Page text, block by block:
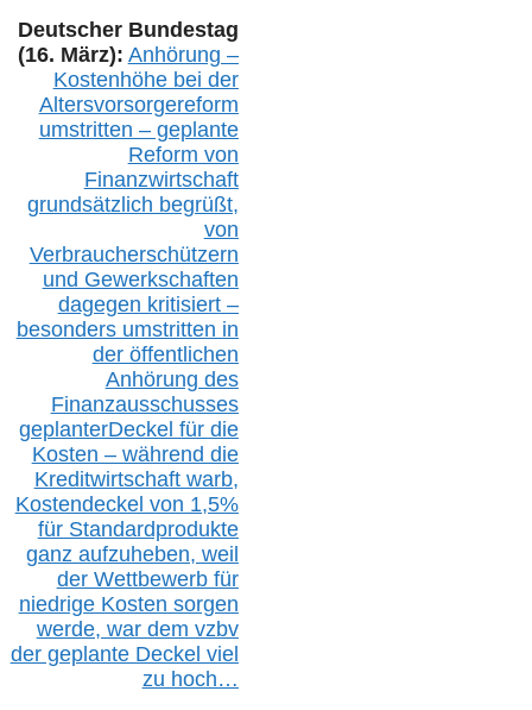
Deutscher Bundestag
(16. März): Anhörung –
Kostenhöhe bei der
Altersvorsorgereform
umstritten – geplante
Reform von
Finanzwirtschaft
grundsätzlich begrüßt,
von
Verbraucherschützern
und Gewerkschaften
dagegen kritisiert –
besonders umstritten in
der öffentlichen
Anhörung des
Finanzausschusses
geplanterDeckel für die
Kosten – während die
Kreditwirtschaft warb,
Kostendeckel von 1,5%
für Standardprodukte
ganz aufzuheben, weil
der Wettbewerb für
niedrige Kosten sorgen
werde, war dem vzbv
der geplante Deckel viel
zu hoch…